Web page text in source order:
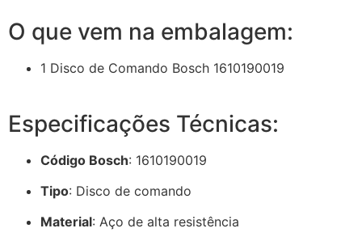
O que vem na embalagem:
1 Disco de Comando Bosch 1610190019
Especificações Técnicas:
Código Bosch: 1610190019
Tipo: Disco de comando
Material: Aço de alta resistência